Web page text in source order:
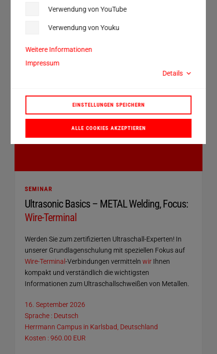
Verwendung von YouTube
Verwendung von Youku
Weitere Informationen
Impressum
Details
EINSTELLUNGEN SPEICHERN
ALLE COOKIES AKZEPTIEREN
SEMINAR
Ultrasonic Basics – METAL Welding, Focus:
Wire-Terminal
Werden Sie zum zertifizierten Ultraschall-Experten! In
unserer Grundlagenschulung mit speziellen Fokus auf
Wire-Terminal -Verbindungen vermitteln wir Ihnen
kompakt und verständlich die wichtigsten
Informationen zum Ultraschallschweißen von Metallen.
16. September 2026
Sprache : Deutsch
Herrmann Campus in Karlsbad, Deutschland
Kosten : 960.00 EUR